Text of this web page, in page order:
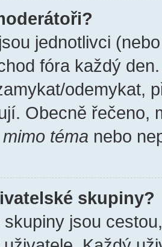
jednotlivci
fóra každý
odemykat,
Obecně řečeno,
mimo téma nebo
skupiny?
jsou